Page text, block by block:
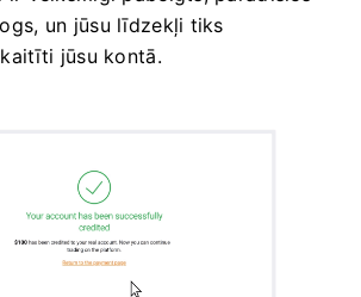
un jūsu līdzekļi tiks
jūsu kontā.